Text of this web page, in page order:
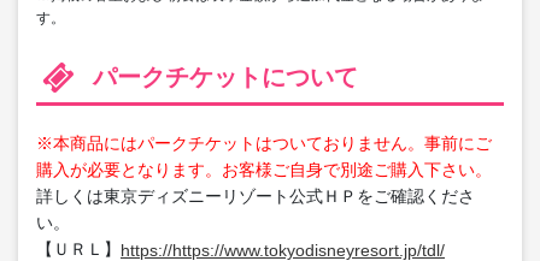
す。
パークチケットについて
※本商品にはパークチケットはついておりません。事前にご
購入が必要となります。お客様ご自身で別途ご購入下さい。
詳しくは東京ディズニーリゾート公式ＨＰをご確認くださ
い。
【ＵＲＬ】 https://https://www.tokyodisneyresort.jp/tdl/